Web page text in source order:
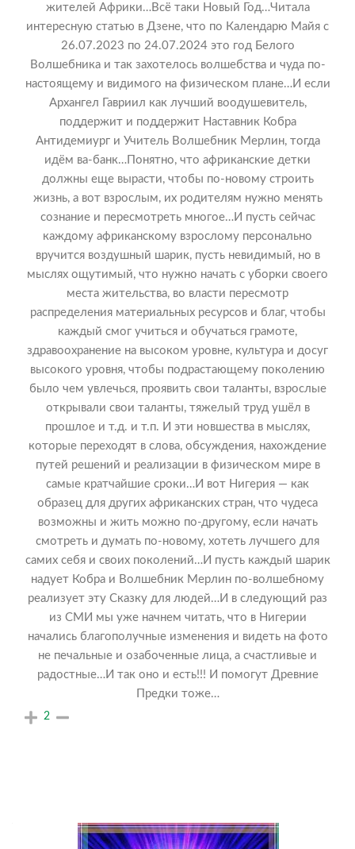
жителей Африки…Всё таки Новый Год…Читала
интересную статью в Дзене, что по Календарю Майя с
26.07.2023 по 24.07.2024 это год Белого
Волшебника и так захотелось волшебства и чуда по-
настоящему и видимого на физическом плане…И если
Архангел Гавриил как лучший воодушевитель,
поддержит и поддержит Наставник Кобра
Антидемиург и Учитель Волшебник Мерлин, тогда
идём ва-банк…Понятно, что африканские детки
должны еще вырасти, чтобы по-новому строить
жизнь, а вот взрослым, их родителям нужно менять
сознание и пересмотреть многое…И пусть сейчас
каждому африканскому взрослому персонально
вручится воздушный шарик, пусть невидимый, но в
мыслях ощутимый, что нужно начать с уборки своего
места жительства, во власти пересмотр
распределения материальных ресурсов и благ, чтобы
каждый смог учиться и обучаться грамоте,
здравоохранение на высоком уровне, культура и досуг
высокого уровня, чтобы подрастающему поколению
было чем увлечься, проявить свои таланты, взрослые
открывали свои таланты, тяжелый труд ушёл в
прошлое и т.д. и т.п. И эти новшества в мыслях,
которые переходят в слова, обсуждения, нахождение
путей решений и реализации в физическом мире в
самые кратчайшие сроки…И вот Нигерия — как
образец для других африканских стран, что чудеса
возможны и жить можно по-другому, если начать
смотреть и думать по-новому, хотеть лучшего для
самих себя и своих поколений…И пусть каждый шарик
надует Кобра и Волшебник Мерлин по-волшебному
реализует эту Сказку для людей…И в следующий раз
из СМИ мы уже начнем читать, что в Нигерии
начались благополучные изменения и видеть на фото
не печальные и озабоченные лица, а счастливые и
радостные…И так оно и есть!!! И помогут Древние
Предки тоже…
2